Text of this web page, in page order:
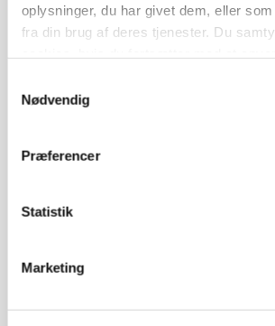
oplysninger, du har givet dem, eller
fra din brug af deres tjenester. Du
Nødvendig
Præferencer
Statistik
Marketing
PLANTER
På døgnvagt i høsten
Annonce